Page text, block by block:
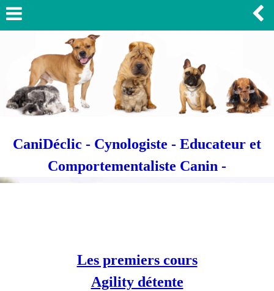
CaniDéclic - Cynologiste - Educateur et
Comportementaliste Canin -
Les premiers cours
Agility détente